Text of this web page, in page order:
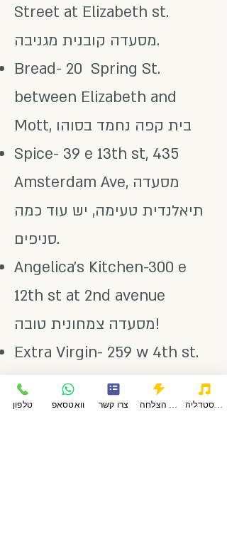
Street at Elizabeth st.
מסעדה קובנית מגניבה.
Bread- 20 Spring St.
between Elizabeth and
Mott, בית קפה נחמד בסוהו
Spice- 39 e 13th st, 435
Amsterdam Ave, מסעדה
תיאלנדית טעימה, יש עוד כמה
סניפים.
Angelica’s Kitchen-300 e
12th st at 2nd avenue
מסעדה צמחונית טובה!
Extra Virgin- 259 w 4th st.
ביסטרו ווסט ווילג'
Mandarin Cour- 61 Mott
טלפון וואטסאפ צרו קשר